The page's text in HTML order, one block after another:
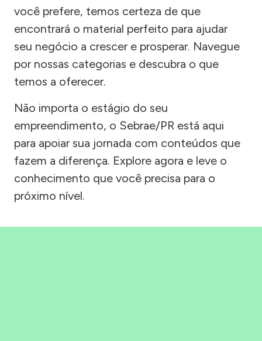
você prefere, temos certeza de que
encontrará o material perfeito para ajudar
seu negócio a crescer e prosperar. Navegue
por nossas categorias e descubra o que
temos a oferecer.
Não importa o estágio do seu
empreendimento, o Sebrae/PR está aqui
para apoiar sua jornada com conteúdos que
fazem a diferença. Explore agora e leve o
conhecimento que você precisa para o
próximo nível.